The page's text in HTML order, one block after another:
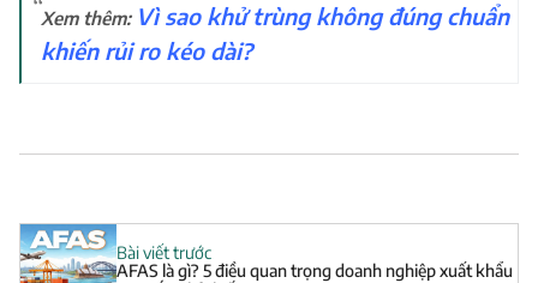
Xem thêm: Vì sao khử trùng không đúng chuẩn
khiến rủi ro kéo dài?
Bài viết trước
AFAS là gì? 5 điều quan trọng doanh nghiệp xuất khẩu